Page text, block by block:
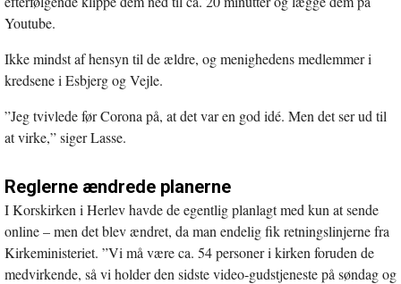
Youtube.
Ikke mindst af hensyn til de ældre, og menighedens medlemmer i
kredsene i Esbjerg og Vejle.
”Jeg tvivlede før Corona på, at det var en god idé. Men det ser ud til
at virke,” siger Lasse.
Reglerne ændrede planerne
I Korskirken i Herlev havde de egentlig planlagt med kun at sende
online – men det blev ændret, da man endelig fik retningslinjerne fra
Kirkeministeriet. ”Vi må være ca. 54 personer i kirken foruden de
medvirkende, så vi holder den sidste video-gudstjeneste på søndag og